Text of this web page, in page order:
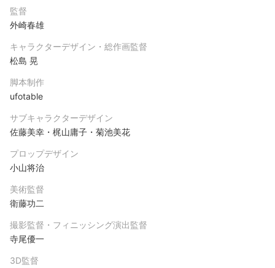
監督
外崎春雄
キャラクターデザイン・総作画監督
松島 晃
脚本制作
ufotable
サブキャラクターデザイン
佐藤美幸・梶山庸子・菊池美花
プロップデザイン
小山将治
美術監督
衛藤功二
撮影監督・フィニッシング演出監督
寺尾優一
3D監督